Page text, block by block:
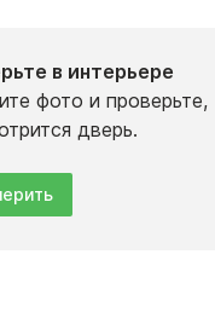
в интерьере
фото и проверьте,
дверь.